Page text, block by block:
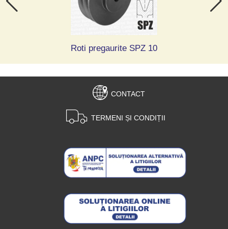
Roti pregaurite SPZ 10
CONTACT
TERMENI ȘI CONDIȚII